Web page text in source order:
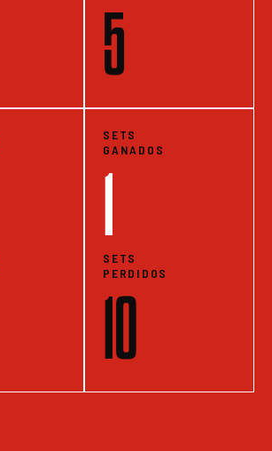
5
SETS
GANADOS
1
SETS
PERDIDOS
10